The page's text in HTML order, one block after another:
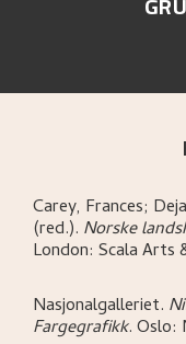
Carey, Frances;
(red.). Norske
London: Scala Arts
Nasjonalgalleriet.
Fargegrafikk.Oslo: